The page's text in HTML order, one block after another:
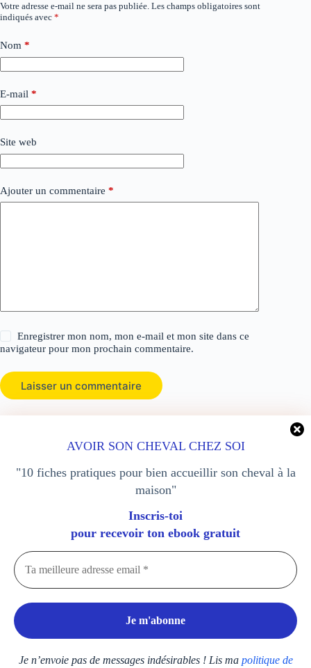
AVOIR SON CHEVAL CHEZ SOI
"10 fiches pratiques pour bien accueillir son cheval à la
maison"
Inscris-toi
pour recevoir ton ebook gratuit
Je n’envoie pas de messages indésirables ! Lis ma politique de
Votre adresse e-mail ne sera pas publiée. Les champs obligatoires sont
indiqués avec *
Nom *
E-mail *
Site web
Ajouter un commentaire *
Enregistrer mon nom, mon e-mail et mon site dans ce
navigateur pour mon prochain commentaire.
Laisser un commentaire
Pension équestre sur pistes
Blog
A propos
Contact
sitemap
Contact